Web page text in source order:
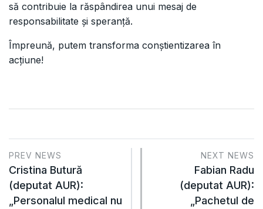
să contribuie la răspândirea unui mesaj de
responsabilitate și speranță.
Împreună, putem transforma conștientizarea în
acțiune!
PREV NEWS
Cristina Butură
(deputat AUR):
„Personalul medical nu
NEXT NEWS
Fabian Radu
(deputat AUR):
„Pachetul de